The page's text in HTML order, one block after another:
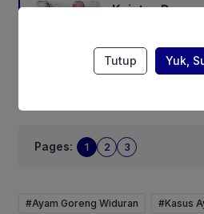
Kejutan Besar
Pages: 1 2 3
#Ayam Goreng Widuran #Kasus
Tutup Yuk,